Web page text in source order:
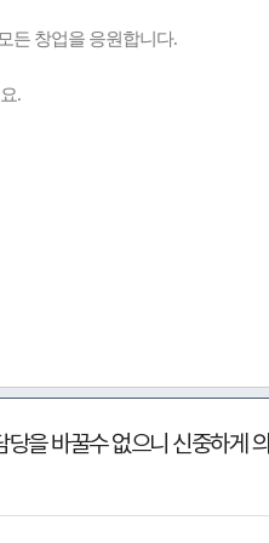
든 창업을 응원합니다.
.
을 바꿀수 없으니 신중하게